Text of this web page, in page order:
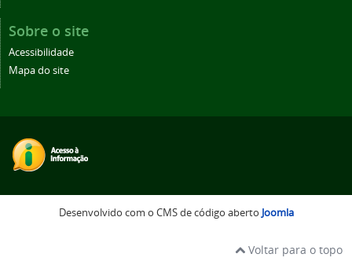
Sobre o site
Acessibilidade
Mapa do site
Desenvolvido com o CMS de código aberto Joomla
Voltar para o topo